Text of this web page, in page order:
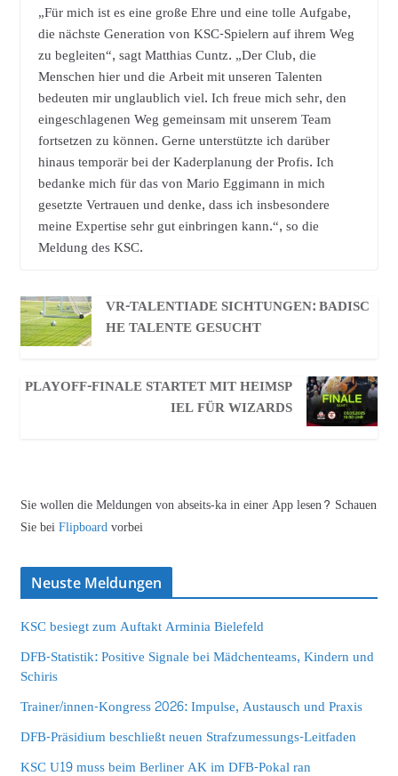
„Für mich ist es eine große Ehre und eine tolle Aufgabe,
die nächste Generation von KSC-Spielern auf ihrem Weg
zu begleiten“, sagt Matthias Cuntz. „Der Club, die
Menschen hier und die Arbeit mit unseren Talenten
bedeuten mir unglaublich viel. Ich freue mich sehr, den
eingeschlagenen Weg gemeinsam mit unserem Team
fortsetzen zu können. Gerne unterstützte ich darüber
hinaus temporär bei der Kaderplanung der Profis. Ich
bedanke mich für das von Mario Eggimann in mich
gesetzte Vertrauen und denke, dass ich insbesondere
meine Expertise sehr gut einbringen kann.“, so die
Meldung des KSC.
VR-TALENTIADE SICHTUNGEN: BADISC
HE TALENTE GESUCHT
PLAYOFF-FINALE STARTET MIT HEIMSP
IEL FÜR WIZARDS
Sie wollen die Meldungen von abseits-ka in einer App lesen? Schauen
Sie beiFlipboardvorbei
Neuste Meldungen
KSC besiegt zum Auftakt Arminia Bielefeld
DFB-Statistik: Positive Signale bei Mädchenteams, Kindern und
Schiris
Trainer/innen-Kongress 2026: Impulse, Austausch und Praxis
DFB-Präsidium beschließt neuen Strafzumessungs-Leitfaden
KSC U19 muss beim Berliner AK im DFB-Pokal ran